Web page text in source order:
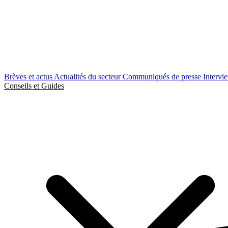
Brèves et actus Actualités du secteurCommuniqués de presse
Conseils et Guides